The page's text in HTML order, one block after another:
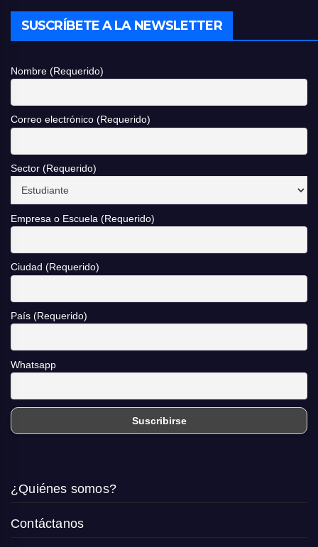
SUSCRÍBETE A LA NEWSLETTER
Nombre (Requerido)
Correo electrónico (Requerido)
Sector (Requerido)
Empresa o Escuela (Requerido)
Ciudad (Requerido)
País (Requerido)
Whatsapp
¿Quiénes somos?
Contáctanos